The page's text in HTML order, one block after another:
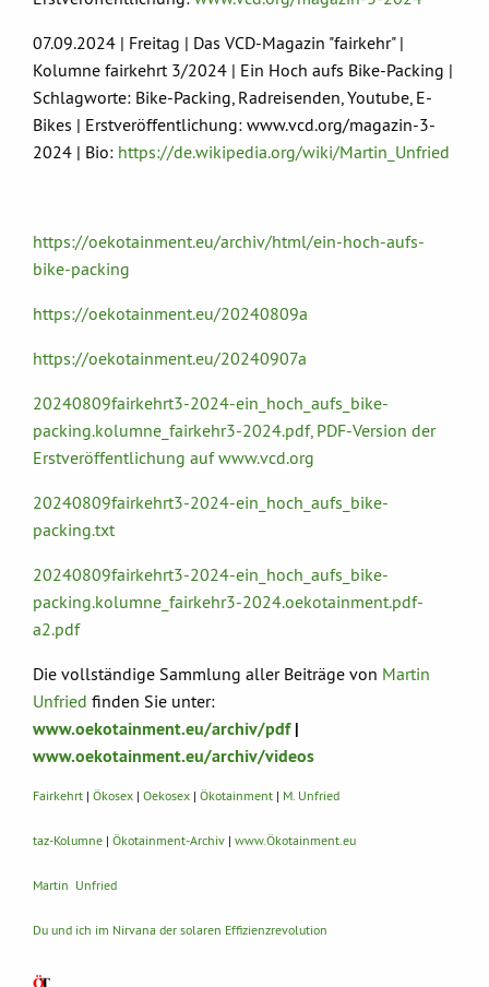
07.09.2024 | Freitag | Das VCD-Magazin "fairkehr" |
Kolumne fairkehrt 3/2024 | Ein Hoch aufs Bike-Packing |
Schlagworte: Bike-Packing, Radreisenden, Youtube, E-
Bikes | Erstveröffentlichung: www.vcd.org/magazin-3-
2024 | Bio: https://de.wikipedia.org/wiki/Martin_Unfried
https://oekotainment.eu/archiv/html/ein-hoch-aufs-
bike-packing
https://oekotainment.eu/20240809a
https://oekotainment.eu/20240907a
20240809fairkehrt3-2024-ein_hoch_aufs_bike-
packing.kolumne_fairkehr3-2024.pdf, PDF-Version der
Erstveröffentlichung auf www.vcd.org
20240809fairkehrt3-2024-ein_hoch_aufs_bike-
packing.txt
20240809fairkehrt3-2024-ein_hoch_aufs_bike-
packing.kolumne_fairkehr3-2024.oekotainment.pdf-
a2.pdf
Die vollständige Sammlung aller Beiträge von Martin
Unfried finden Sie unter:
www.oekotainment.eu/archiv/pdf|
www.oekotainment.eu/archiv/videos
Fairkehrt | Ökosex | Oekosex | Ökotainment | M. Unfried
taz-Kolumne | Ökotainment-Archiv | www.Ökotainment.eu
Martin Unfried
Du und ich im Nirvana der solaren Effizienzrevolution